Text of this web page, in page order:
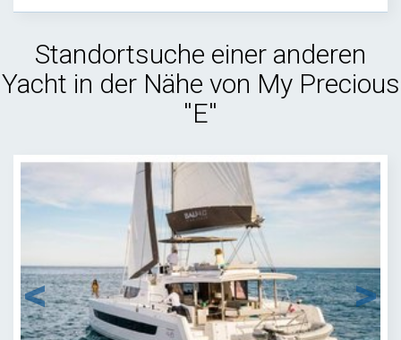
Standortsuche einer anderen
Yacht in der Nähe von My Precious
''E''